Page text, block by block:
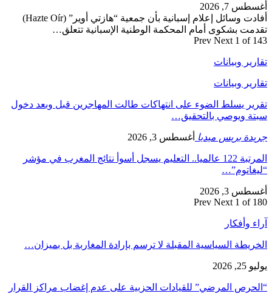
أغسطس 7, 2026
أفادت وسائل إعلام إسبانية بأن جمعية “هازتي أوير” (Hazte Oír)
تقدمت بشكوى أمام المحكمة الوطنية الإسبانية تتعلق…
Prev Next 1 of 143
تقارير وبيانات
تقارير وبيانات
تقرير يسلط الضوء على انتهاكات طالت المهاجرين قبل وبعد دخول
سبتة ويوصي بالتحقيق…
جريدة بريس ميديا أغسطس 3, 2026
المرتبة 122 عالميا.. التعليم يسجل أسوأ نتائج المغرب في مؤشر
“ليغاتوم”…
أغسطس 3, 2026
Prev Next 1 of 180
آراء وأفكار
الخريطة السياسية المقبلة لا ترسم بإرادة المغاربة بل بميزان…
يوليو 25, 2026
“الحرص المرضي” للقيادات الحزبية على عدم إغضاب مراكز القرار